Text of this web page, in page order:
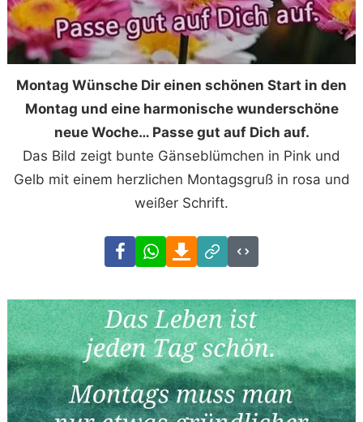
Montag Wünsche Dir einen schönen Start in den
Montag und eine harmonische wunderschöne
neue Woche… Passe gut auf Dich auf.
Das Bild zeigt bunte Gänseblümchen in Pink und
Gelb mit einem herzlichen Montagsgruß in rosa und
weißer Schrift.
FacebookWhatsAppDownload
Link
Code